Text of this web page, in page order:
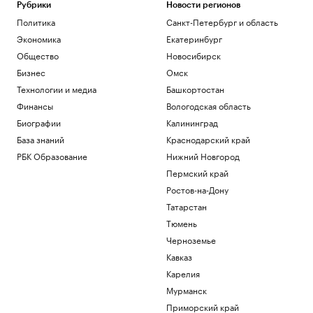
Рубрики
Политика
Экономика
Общество
Бизнес
Технологии и медиа
Финансы
Биографии
База знаний
РБК Образование
Новости регионов
Санкт-Петербург и область
Екатеринбург
Новосибирск
Омск
Башкортостан
Вологодская область
Калининград
Краснодарский край
Нижний Новгород
Пермский край
Ростов-на-Дону
Татарстан
Тюмень
Черноземье
Кавказ
Карелия
Мурманск
Приморский край